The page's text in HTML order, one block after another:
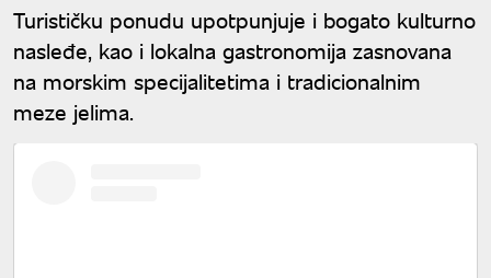
Turističku ponudu upotpunjuje i bogato kulturno
nasleđe, kao i lokalna gastronomija zasnovana
na morskim specijalitetima i tradicionalnim
meze jelima.